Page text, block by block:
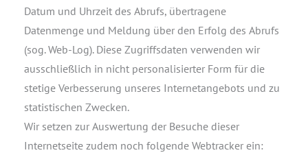
Datum und Uhrzeit des Abrufs, übertragene
Datenmenge und Meldung über den Erfolg des Abrufs
(sog. Web-Log). Diese Zugriffsdaten verwenden wir
ausschließlich in nicht personalisierter Form für die
stetige Verbesserung unseres Internetangebots und zu
statistischen Zwecken.
Wir setzen zur Auswertung der Besuche dieser
Internetseite zudem noch folgende Webtracker ein: